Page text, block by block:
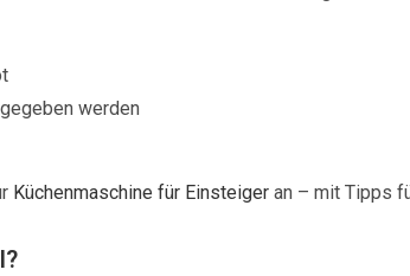
werden
Küchenmaschine für Einsteiger an – mit Tipps